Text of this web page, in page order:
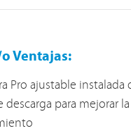
Ventajas:
Pro ajustable instalada
descarga para mejorar